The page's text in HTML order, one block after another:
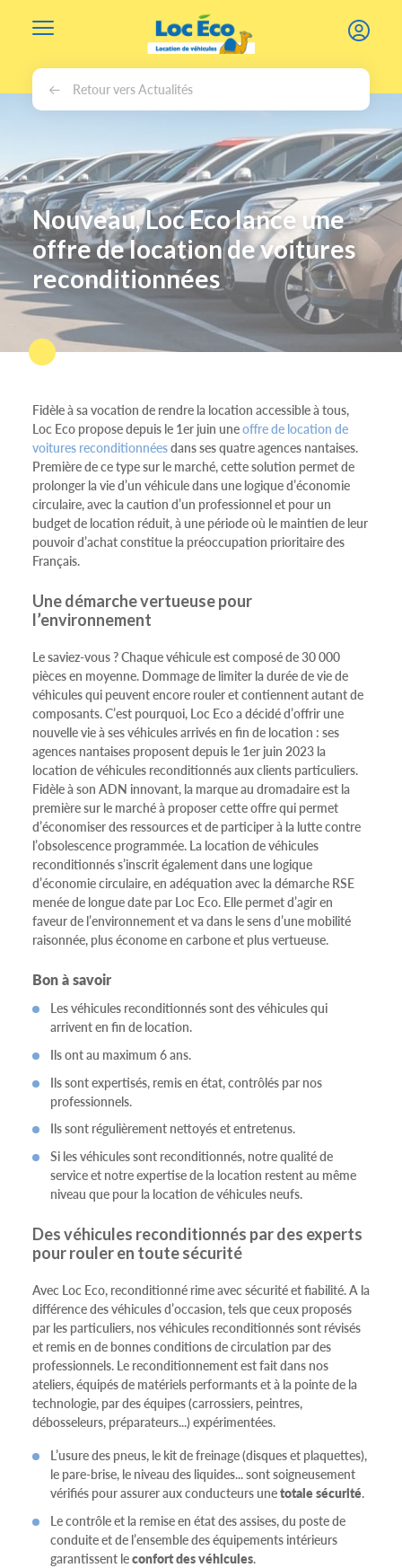
Retour vers Actualités
Nouveau, Loc Eco lance une
offre de location de voitures
reconditionnées
Fidèle à sa vocation de rendre la location accessible à tous,
Loc Eco propose depuis le 1er juin uneoffre de location de
voitures reconditionnéesdans ses quatre agences nantaises.
Première de ce type sur le marché, cette solution permet de
prolonger la vie d’un véhicule dans une logique d’économie
circulaire, avec la caution d’un professionnel et pour un
budget de location réduit, à une période où le maintien de leur
pouvoir d’achat constitue la préoccupation prioritaire des
Français.
Une démarche vertueuse pour
l’environnement
Le saviez-vous ? Chaque véhicule est composé de 30 000
pièces en moyenne. Dommage de limiter la durée de vie de
véhicules qui peuvent encore rouler et contiennent autant de
composants. C’est pourquoi, Loc Eco a décidé d’offrir une
nouvelle vie à ses véhicules arrivés en fin de location : ses
agences nantaises proposent depuis le 1er juin 2023 la
location de véhicules reconditionnés aux clients particuliers.
Fidèle à son ADN innovant, la marque au dromadaire est la
première sur le marché à proposer cette offre qui permet
d’économiser des ressources et de participer à la lutte contre
l’obsolescence programmée. La location de véhicules
reconditionnés s’inscrit également dans une logique
d’économie circulaire, en adéquation avec la démarche RSE
menée de longue date par Loc Eco. Elle permet d’agir en
faveur de l’environnement et va dans le sens d’une mobilité
raisonnée, plus économe en carbone et plus vertueuse.
Bon à savoir
Les véhicules reconditionnés sont des véhicules qui
arrivent en fin de location.
Ils ont au maximum 6 ans.
Ils sont expertisés, remis en état, contrôlés par nos
professionnels.
Ils sont régulièrement nettoyés et entretenus.
Si les véhicules sont reconditionnés, notre qualité de
service et notre expertise de la location restent au même
niveau que pour la location de véhicules neufs.
Des véhicules reconditionnés par des experts
pour rouler en toute sécurité
Avec Loc Eco, reconditionné rime avec sécurité et fiabilité. A la
différence des véhicules d’occasion, tels que ceux proposés
par les particuliers, nos véhicules reconditionnés sont révisés
et remis en de bonnes conditions de circulation par des
professionnels. Le reconditionnement est fait dans nos
ateliers, équipés de matériels performants et à la pointe de la
technologie, par des équipes (carrossiers, peintres,
débosseleurs, préparateurs...) expérimentées.
L’usure des pneus, le kit de freinage (disques et plaquettes),
le pare-brise, le niveau des liquides... sont soigneusement
vérifiés pour assurer aux conducteurs unetotale sécurité.
Le contrôle et la remise en état des assises, du poste de
conduite et de l’ensemble des équipements intérieurs
garantissent leconfort des véhicules.